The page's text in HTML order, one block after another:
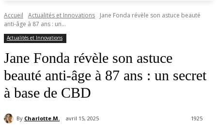
Accueil Actualités et Innovations
Jane Fonda révèle son astuce beauté
anti-âge à 87 ans : un...
Actualités et Innovations
Jane Fonda révèle son astuce
beauté anti-âge à 87 ans : un secret
à base de CBD
By Charlotte.M. avril 15, 2025 1925